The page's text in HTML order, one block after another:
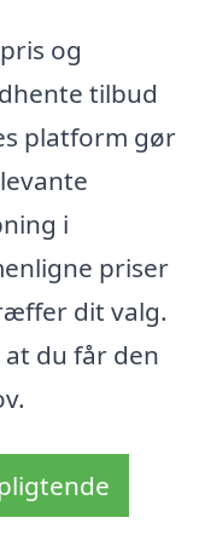
og
tilbud
platform gør
i
priser
dit valg.
du får den